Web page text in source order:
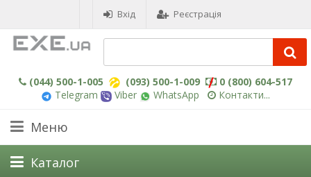
Вхід Реєстрація
(044) 500-1-005 (093) 500-1-009
0 (800) 604-517
Telegram
Viber WhatsApp Контакти...
Меню
Каталог